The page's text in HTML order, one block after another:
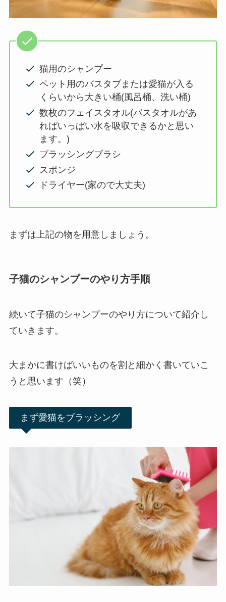
猫用のシャンプー
ペット用のバスタブまたは愛猫が入る
くらいから大きい桶(風呂桶、洗い桶)
数枚のフェイスタオル(バスタオルがあ
ればいっぱい水を吸収できるかと思い
ます。)
ブラッシングブラシ
スポンジ
ドライヤー(家ので大丈夫)
まずは上記の物を用意しましょう。
子猫のシャンプーのやり方手順
続いて子猫のシャンプーのやり方について紹介し
ていきます。
大まかに書けばいいものを割と細かく書いていこ
うと思います（笑）
まず愛猫をブラッシング